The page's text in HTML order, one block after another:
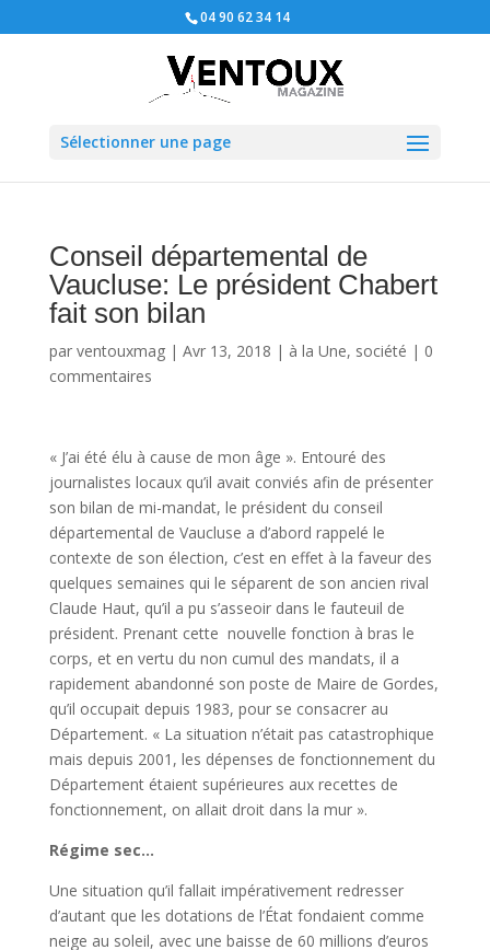
04 90 62 34 14
Sélectionner une page
Conseil départemental de
Vaucluse: Le président Chabert
fait son bilan
par ventouxmag| Avr 13, 2018 | à la Une, société | 0
commentaires
« J’ai été élu à cause de mon âge ». Entouré des
journalistes locaux qu’il avait conviés afin de présenter
son bilan de mi-mandat, le président du conseil
départemental de Vaucluse a d’abord rappelé le
contexte de son élection, c’est en effet à la faveur des
quelques semaines qui le séparent de son ancien rival
Claude Haut, qu’il a pu s’asseoir dans le fauteuil de
président. Prenant cette nouvelle fonction à bras le
corps, et en vertu du non cumul des mandats, il a
rapidement abandonné son poste de Maire de Gordes,
qu’il occupait depuis 1983, pour se consacrer au
Département. « La situation n’était pas catastrophique
mais depuis 2001, les dépenses de fonctionnement du
Département étaient supérieures aux recettes de
fonctionnement, on allait droit dans la mur ».
Régime sec…
Une situation qu’il fallait impérativement redresser
d’autant que les dotations de l’État fondaient comme
neige au soleil, avec une baisse de 60 millions d’euros